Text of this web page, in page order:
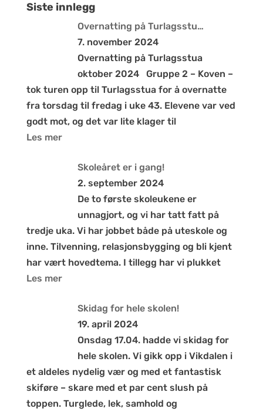
Siste innlegg
Overnatting på Turlagsstu…
7. november 2024
Overnatting på Turlagsstua
oktober 2024 Gruppe 2 – Koven –
tok turen opp til Turlagsstua for å overnatte
fra torsdag til fredag i uke 43. Elevene var ved
godt mot, og det var lite klager til
Les mer
Skoleåret er i gang!
2. september 2024
De to første skoleukene er
unnagjort, og vi har tatt fatt på
tredje uka. Vi har jobbet både på uteskole og
inne. Tilvenning, relasjonsbygging og bli kjent
har vært hovedtema. I tillegg har vi plukket
Les mer
Skidag for hele skolen!
19. april 2024
Onsdag 17.04. hadde vi skidag for
hele skolen. Vi gikk opp i Vikdalen i
et aldeles nydelig vær og med et fantastisk
skiføre – skare med et par cent slush på
toppen. Turglede, lek, samhold og